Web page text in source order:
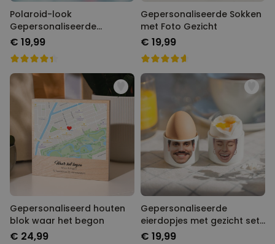
Polaroid-look
Gepersonaliseerde
Geurhanger set van 2
€ 19,99
Gepersonaliseerde Sokken
met Foto Gezicht
€ 19,99
Gepersonaliseerd houten blok
waar het begon
€ 24,99
Gepersonaliseerde eierdopjes
met gezicht set van twee
€ 19,99